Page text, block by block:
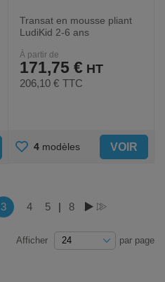
Transat en mousse pliant
LudiKid 2-6 ans
À partir de
171,75 €
206,10 € TTC
AJOUTER
4 modèles VOIR
Vous lisez actuellement la page
3 Page
4 Page
5 | Page
8
Afficher par page